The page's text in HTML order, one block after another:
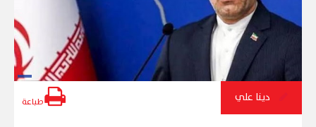
دينا علي طباعة